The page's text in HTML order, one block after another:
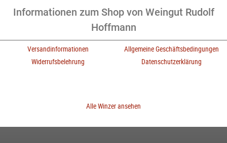
Informationen zum Shop von Weingut Rudolf
Hoffmann
Versandinformationen
Allgemeine Geschäftsbedingungen
Widerrufsbelehrung
Datenschutzerklärung
Alle Winzer ansehen